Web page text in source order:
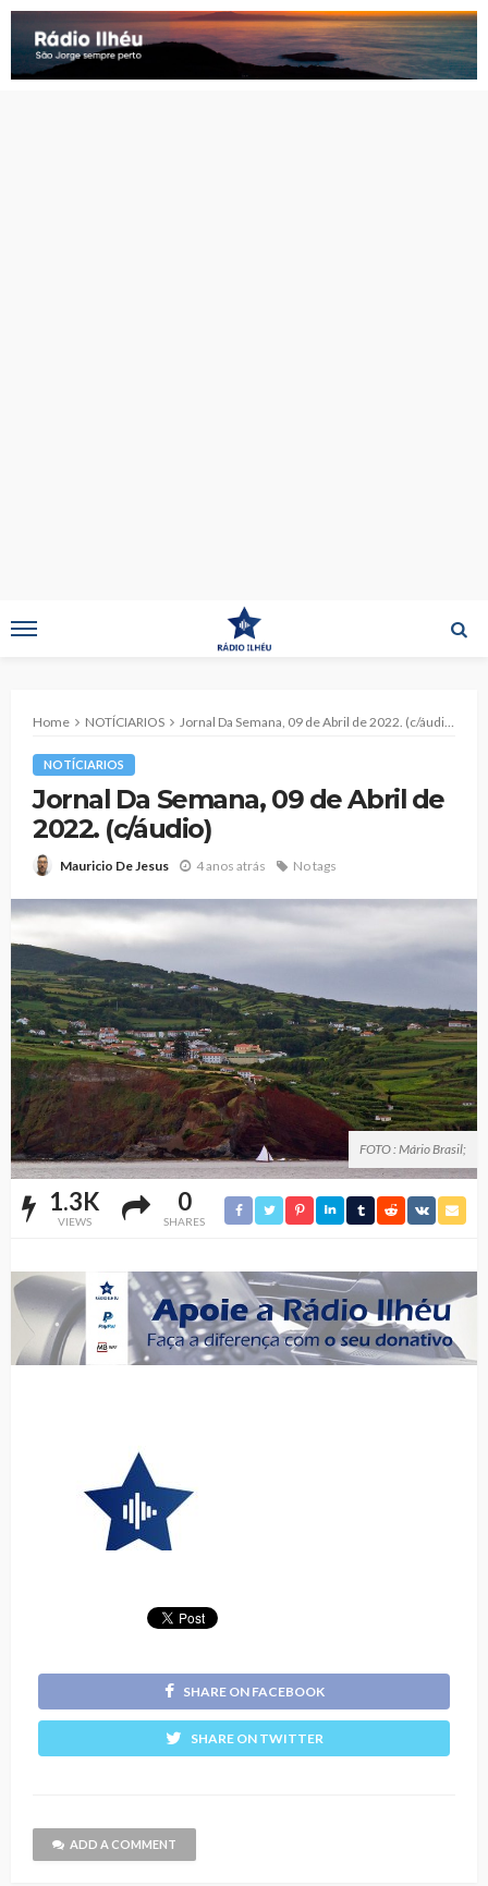
Home NOTÍCIARIOS Jornal Da Semana, 09 de Abril de 2022. (c/áudio)
NOTÍCIARIOS
Jornal Da Semana, 09 de Abril de
2022. (c/áudio)
Mauricio De Jesus 4 anos atrás No tags
FOTO : Mário Brasil;
1.3K
VIEWS
0
SHARES
SHARE ON FACEBOOK
SHARE ON TWITTER
ADD A COMMENT